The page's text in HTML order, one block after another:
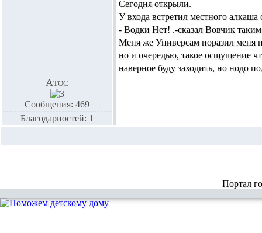
Атос
Сообщения: 469
Благодарностей: 1
Сегодня открыли.
У входа встретил местного
- Водки Нет! .-сказал Вовчик
Меня же Универсам поразил меня
но и очередью, такое осщущение
наверное буду заходить, но нодо
Портал